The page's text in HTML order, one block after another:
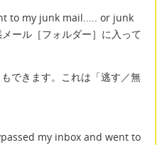
to my junk mail..... or junk
ール［フォルダー］に入って
できます。これは「逃す／無
my inbox and went to